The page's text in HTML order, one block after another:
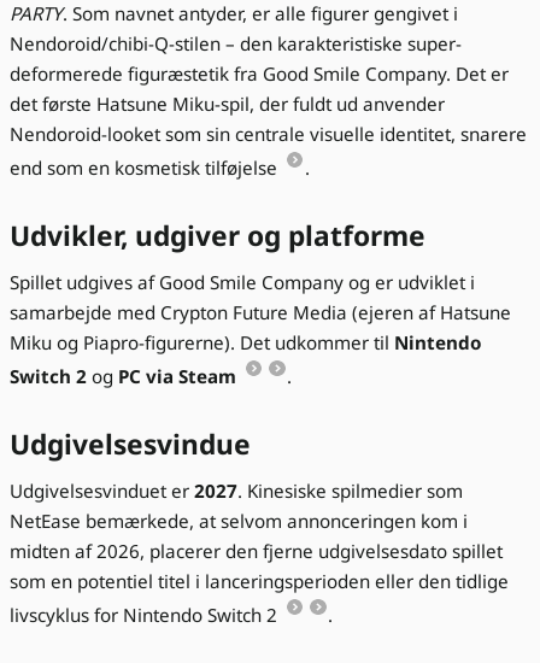
PARTY. Som navnet antyder, er alle figurer gengivet i
Nendoroid/chibi-Q-stilen – den karakteristiske super-
deformerede figuræstetik fra Good Smile Company. Det er
det første Hatsune Miku-spil, der fuldt ud anvender
Nendoroid-looket som sin centrale visuelle identitet, snarere
end som en kosmetisk tilføjelse
.
Udvikler, udgiver og platforme
Spillet udgives af Good Smile Company og er udviklet i
samarbejde med Crypton Future Media (ejeren af Hatsune
Miku og Piapro-figurerne). Det udkommer til Nintendo
Switch 2 og PC via Steam .
Udgivelsesvindue
Udgivelsesvinduet er 2027. Kinesiske spilmedier som
NetEase bemærkede, at selvom annonceringen kom i
midten af 2026, placerer den fjerne udgivelsesdato spillet
som en potentiel titel i lanceringsperioden eller den tidlige
livscyklus for Nintendo Switch 2
.